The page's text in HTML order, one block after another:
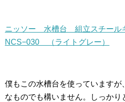
ニッソー 水槽台 組立スチー
NCS−030 （ライトグレー）
僕もこの水槽台を使っていますが
なものでも構いません。しっかり